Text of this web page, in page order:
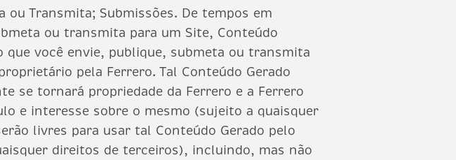
ou Transmita; Submissões. De tempos em
ou transmita para um Site, Conteúdo
que você envie, publique, submeta ou transmita
pela Ferrero. Tal Conteúdo Gerado
se tornará propriedade da Ferrero e a Ferrero
e interesse sobre o mesmo (sujeito a quaisquer
livres para usar tal Conteúdo Gerado pelo
direitos de terceiros), incluindo, mas não